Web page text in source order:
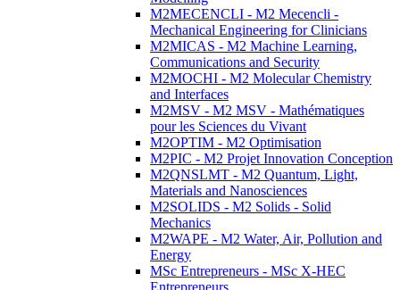
M2MECENCLI - M2 Mecencli -
Mechanical Engineering for Clinicians
M2MICAS - M2 Machine Learning,
Communications and Security
M2MOCHI - M2 Molecular Chemistry
and Interfaces
M2MSV - M2 MSV - Mathématiques
pour les Sciences du Vivant
M2OPTIM - M2 Optimisation
M2PIC - M2 Projet Innovation Conception
M2QNSLMT - M2 Quantum, Light,
Materials and Nanosciences
M2SOLIDS - M2 Solids - Solid
Mechanics
M2WAPE - M2 Water, Air, Pollution and
Energy
MSc Entrepreneurs - MSc X-HEC
Entrepreneurs